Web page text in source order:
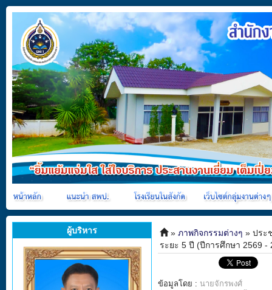
ผู้บริหาร » ภาพกิจกรรมต่างๆ » ประ
ระยะ 5 ปี (ปีการศึกษา 2569 -
ข้อมูลโดย : นายจักรพงศ์